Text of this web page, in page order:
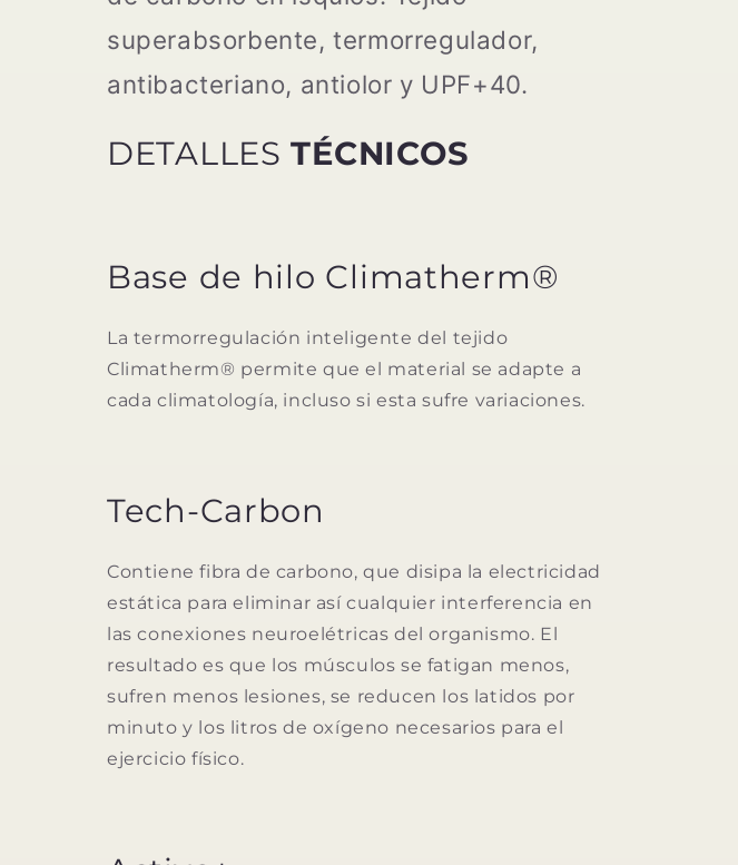
superabsorbente, termorregulador,
antibacteriano, antiolor y UPF+40.
DETALLESTÉCNICOS
Base de hilo Climatherm®
La termorregulación inteligente del tejido
Climatherm® permite que el material se adapte a
cada climatología, incluso si esta sufre variaciones.
Tech-Carbon
Contiene fibra de carbono, que disipa la electricidad
estática para eliminar así cualquier interferencia en
las conexiones neuroelétricas del organismo. El
resultado es que los músculos se fatigan menos,
sufren menos lesiones, se reducen los latidos por
minuto y los litros de oxígeno necesarios para el
ejercicio físico.